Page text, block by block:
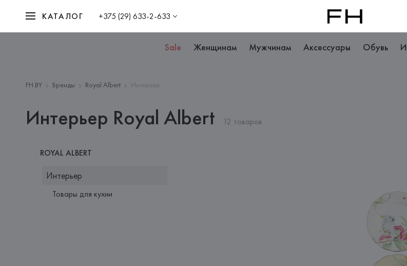
КАТАЛОГ +375 (29) 633-2-633
Sale Женщинам Мужчинам Аксессуары Обувь
FH.BY Бренды Royal Albert Интерьер
Интерьер Royal Albert 12 товаров
ROYAL ALBERT
Интерьер
Товары для кухни